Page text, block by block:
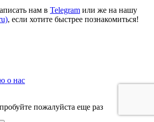
нам в Telegram или же на нашу
, если хотите быстрее познакомиться!
о нас
пожалуйста еще раз